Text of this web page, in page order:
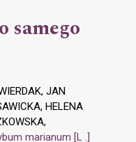
samego
JAN
HELENA
marianum [L .]